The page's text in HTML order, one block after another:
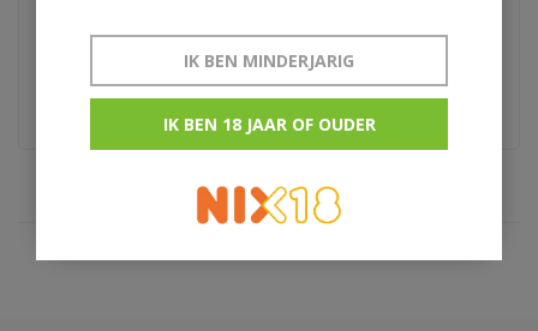
€7,50
IK BEN MINDERJARIG
IK BEN 18 JAAR OF OUDER